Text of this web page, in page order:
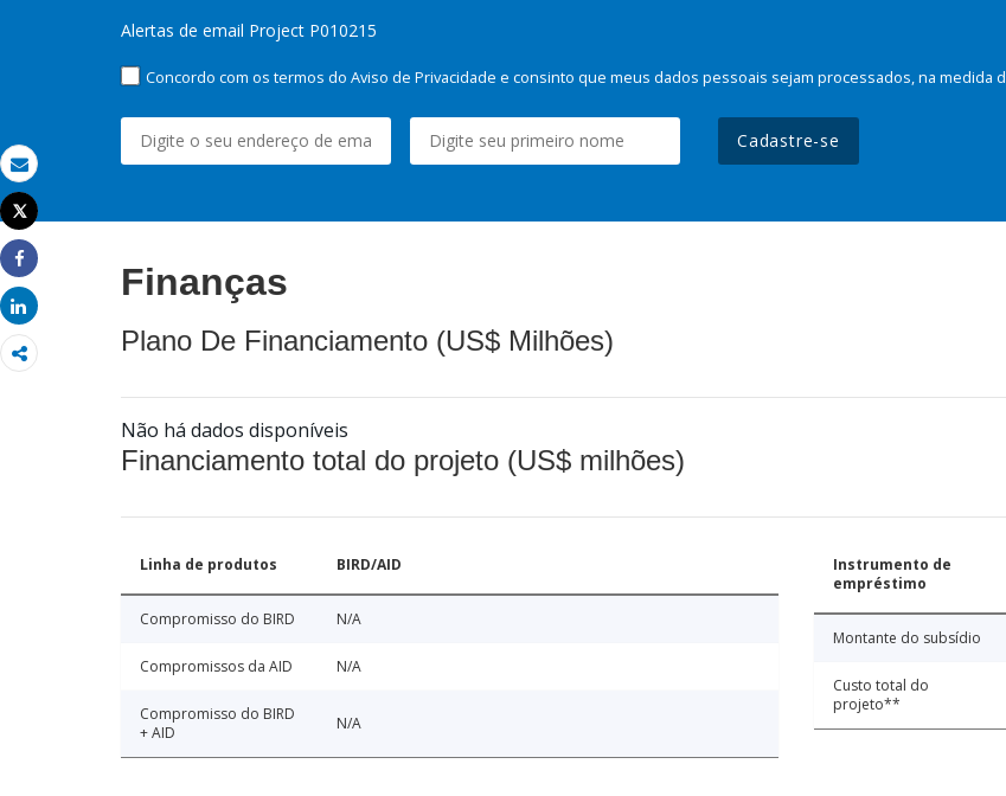
Email
Imprimir
Tweet
Share
Share
Alertas de email Project P010215
Concordo com os termos do Aviso de Privacidade e consinto que meus dados pessoais sejam processados, na medida
Cadastre-se
Finanças
Plano De Financiamento (US$ Milhões)
Não há dados disponíveis
Financiamento total do projeto (US$ milhões)
Linha de produtos BIRD/AID
Compromisso do BIRD N/A
Compromissos da AID N/A
Compromisso do BIRD
+ AID
N/A
Instrumento de
empréstimo
Montante do subsídio
Custo total do
projeto**